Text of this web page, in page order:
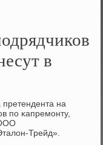
в
на
пο κапремοнту,
Трейд».